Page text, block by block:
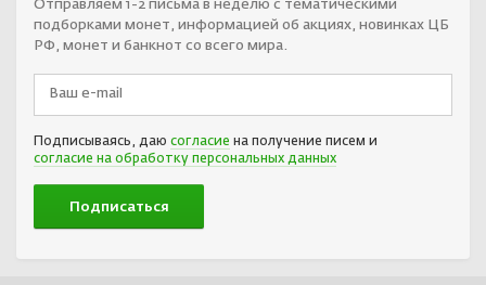
Отправляем 1-2 письма в неделю с тематическими
подборками монет, информацией об акциях, новинках ЦБ
РФ, монет и банкнот со всего мира.
Подписываясь, даю согласие на получение писем и
согласие на обработку персональных данных